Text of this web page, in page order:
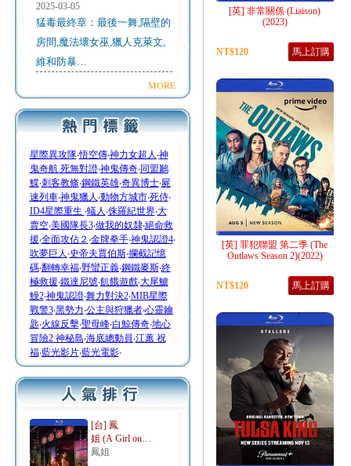
2025-03-05
猛毒最終章：最後一舞,隔壁的
房間,魔法壞女巫,獵人克萊文,
維和防暴…
MORE
星際異攻隊‧悟空傳‧神力女超人 ‧神
鬼奇航 死無對證‧神鬼傳奇‧同盟鶼
鰈‧刺客教條‧鋼鐵英雄‧奇異博士‧屍
速列車‧神鬼獵人 ‧動物方城市‧死侍‧
ID4星際重生 ‧蟻人 ‧侏羅紀世界‧大
賣空‧美國隊長3‧做我的奴隸‧絕命救
援‧全面攻佔２ ‧金牌拳手‧神鬼認證4‧
吹夢巨人 ‧史帝夫賈伯斯‧攔截記憶
碼‧翻轉幸福‧野蠻正義‧鋼鐵麥斯‧終
極救援‧鐵達尼號‧飢餓遊戲‧大尾鱸
鰻2‧神鬼認證‧舞力對決2‧MIB星際
戰警3‧黑勢力‧公主與狩獵者‧心靈鑰
匙‧火線反擊‧聖母峰‧白鯨傳奇‧地心
冒險2 神秘島‧海底總動員‧江蕙 祝
福‧藍光影片‧藍光電影‧
[台] 鳳
姐 (A Girl ou…
鳳姐
[英] 非常關係 (Liaison)
(2023)
NT$120 馬上訂購
[英] 罪犯聯盟 第二季 (The
Outlaws Season 2)(2022)
NT$120 馬上訂購